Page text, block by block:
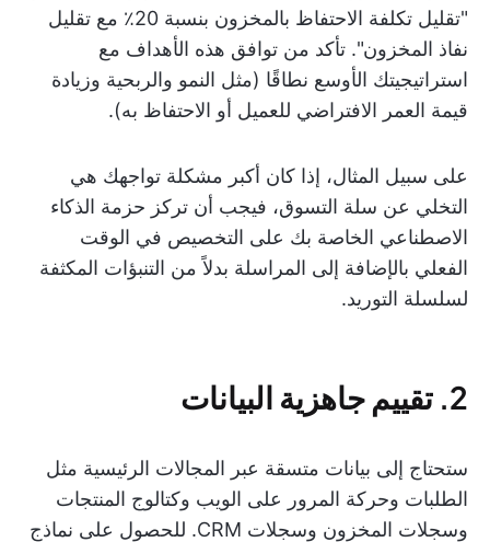
"تقليل تكلفة الاحتفاظ بالمخزون بنسبة 20٪ مع تقليل
نفاذ المخزون". تأكد من توافق هذه الأهداف مع
استراتيجيتك الأوسع نطاقًا (مثل النمو والربحية وزيادة
قيمة العمر الافتراضي للعميل أو الاحتفاظ به).
على سبيل المثال، إذا كان أكبر مشكلة تواجهك هي
التخلي عن سلة التسوق، فيجب أن تركز حزمة الذكاء
الاصطناعي الخاصة بك على التخصيص في الوقت
الفعلي بالإضافة إلى المراسلة بدلاً من التنبؤات المكثفة
لسلسلة التوريد.
2. تقييم جاهزية البيانات
ستحتاج إلى بيانات متسقة عبر المجالات الرئيسية مثل
الطلبات وحركة المرور على الويب وكتالوج المنتجات
وسجلات المخزون وسجلات CRM. للحصول على نماذج